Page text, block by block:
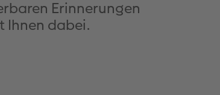
Erinnerungen
Ihnen dabei.